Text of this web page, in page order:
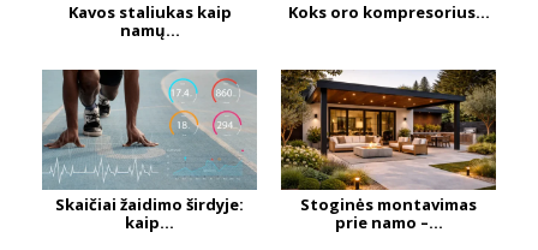
Kavos staliukas kaip
namų...
Koks oro kompresorius...
Skaičiai žaidimo širdyje:
kaip...
Stoginės montavimas
prie namo –...